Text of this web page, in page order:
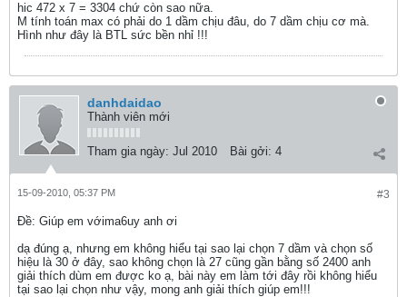
hic 472 x 7 = 3304 chứ còn sao nữa.
M tính toán max có phải do 1 dầm chịu đâu, do 7 dầm chịu cơ mà.
Hình như đây là BTL sức bền nhỉ !!!
danhdaidao
Thành viên mới
Tham gia ngày: Jul 2010 Bài gởi: 4
#3
15-09-2010, 05:37 PM
Ðề: Giúp em vớima6uy anh ơi
dạ đúng ạ, nhưng em không hiểu tại sao lại chọn 7 dầm và chọn số
hiệu là 30 ở đây, sao không chọn là 27 cũng gần bằng số 2400 anh
giải thích dùm em được ko ạ, bài này em làm tới đây rồi không hiểu
tại sao lại chọn như vậy, mong anh giải thích giúp em!!!